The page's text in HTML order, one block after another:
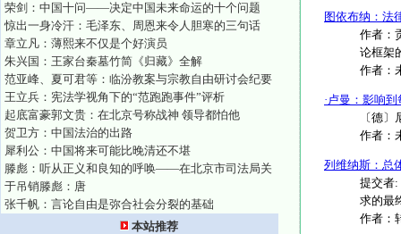
荣剑：中国十问——决定中国未来命运的十个问题
惊出一身冷汗：毛泽东、周恩来令人胆寒的三句话
章立凡：薄熙来不仅是个好演员
朱兴国：王家台秦墓竹简《归藏》全解
范亚峰、夏可君等：临汾教案与宗教自由研讨会纪要
王立兵：宪法学视角下的“范跑跑事件”评析
起底富豪郭文贵：在北京号称战神 领导都怕他
贺卫方：中国法治的出路
犀利公：中国将来可能比晚清还不堪
滕彪：听从正义和良知的呼唤——在北京市司法局关
于吊销滕彪：唐
张千帆：言论自由是弥合社会分裂的基础
本站推荐
图依布纳：法
作者：
论框架
作者：
·卢曼：影响
〔德
作者：
列维纳斯：总
提交者:
求的最
作者：